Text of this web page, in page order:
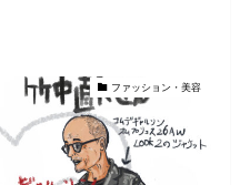
ファッション・美容